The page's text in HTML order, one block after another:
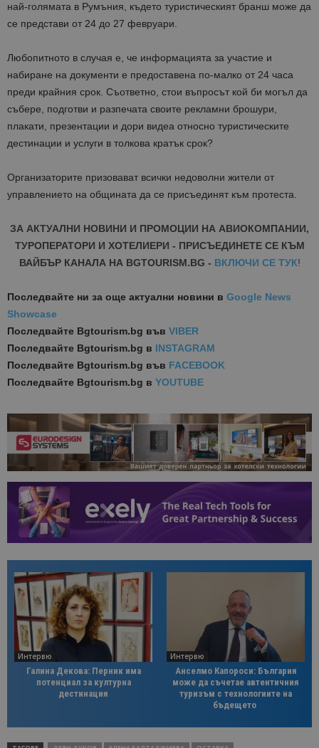
най-голямата в Румъния, където туристическият бранш може да
се представи от 24 до 27 февруари.
Любопитното в случая е, че информацията за участие и
набиране на документи е предоставена по-малко от 24 часа
преди крайния срок. Съответно, стои въпросът кой би могъл да
събере, подготви и разпечата своите рекламни брошури,
плакати, презентации и дори видеа относно туристическите
дестинации и услуги в толкова кратък срок?
Организаторите призовават всички недоволни жители от
управлението на общината да се присъединят към протеста.
ЗА АКТУАЛНИ НОВИНИ И ПРОМОЦИИ НА АВИОКОМПАНИИ,
ТУРОПЕРАТОРИ И ХОТЕЛИЕРИ - ПРИСЪЕДИНЕТЕ СЕ КЪМ
ВАЙБЪР КАНАЛА НА BGTOURISM.BG - ВКЛЮЧИ СЕ ТУК!
Последвайте ни за още актуални новини в Google News
Showcase
Последвайте Bgtourism.bg във VIBER
Последвайте Bgtourism.bg в INSTAGRAM
Последвайте Bgtourism.bg във FACEBOOK
Последвайте Bgtourism.bg в YOUTUBE
Интервю
Галина Декова: Перник има
потенциал за културна
дестинация
Интервю
Анселмо Капороси: България
може да съчетае автентичния
туризъм с технологиите на
бъдещето